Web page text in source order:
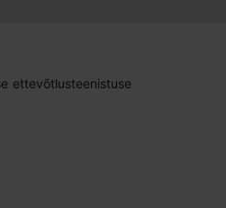
ettevõtlusteenistuse